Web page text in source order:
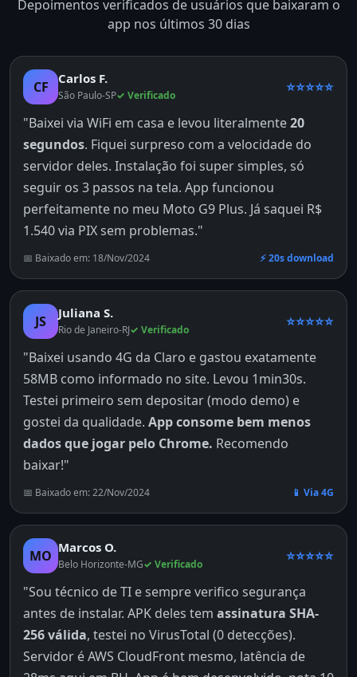
Depoimentos verificados de usuários que baixaram o
app nos últimos 30 dias
CF Carlos F.
São Paulo-SP✓ Verificado ⭐⭐⭐⭐⭐
"Baixei via WiFi em casa e levou literalmente20
segundos. Fiquei surpreso com a velocidade do
servidor deles. Instalação foi super simples, só
seguir os 3 passos na tela. App funcionou
perfeitamente no meu Moto G9 Plus. Já saquei R$
1.540 via PIX sem problemas."
📅 Baixado em: 18/Nov/2024 ⚡ 20s download
JS Juliana S.
Rio de Janeiro-RJ✓ Verificado ⭐⭐⭐⭐⭐
"Baixei usando 4G da Claro e gastou exatamente
58MB como informado no site. Levou 1min30s.
Testei primeiro sem depositar (modo demo) e
gostei da qualidade. App consome bem menos
dados que jogar pelo Chrome. Recomendo
baixar!"
📅 Baixado em: 22/Nov/2024 📱 Via 4G
MO Marcos O.
Belo Horizonte-MG✓ Verificado ⭐⭐⭐⭐⭐
"Sou técnico de TI e sempre verifico segurança
antes de instalar. APK deles tem assinatura SHA-
256 válida, testei no VirusTotal (0 detecções).
Servidor é AWS CloudFront mesmo, latência de